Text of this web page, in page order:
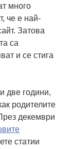
много
че е най-
Затова
са
и се стига
две години,
родителите
декември
статии